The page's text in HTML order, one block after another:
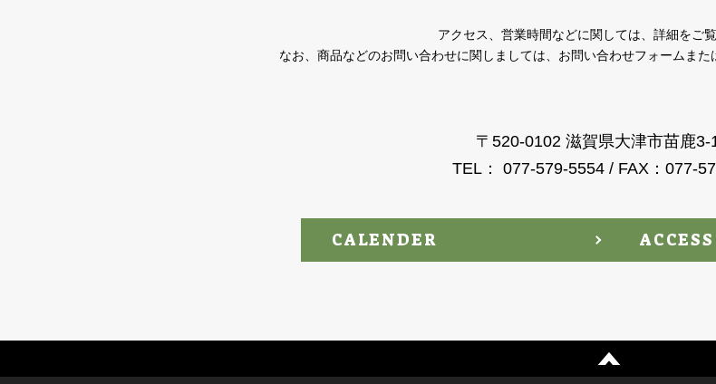
アクセス、営業時間などに関しては、詳細をご覧
なお、商品などのお問い合わせに関しましては、お問い合わせフォームまた
〒520-0102 滋賀県大津市苗鹿3-
TEL： 077-579-5554 / FAX：077-
CALENDER ACCESS